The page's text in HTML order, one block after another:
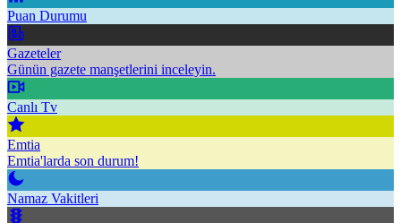
Puan Durumu
Gazeteler
Günün gazete manşetlerini inceleyin.
Canlı Tv
Emtia
Emtia'larda son durum!
Namaz Vakitleri